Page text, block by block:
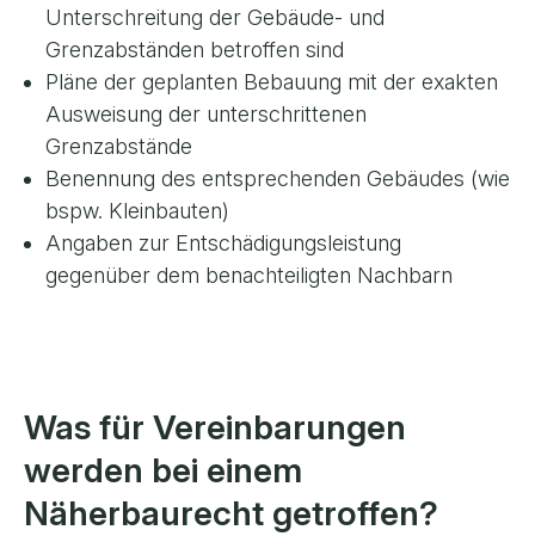
Unterschreitung der Gebäude- und
Grenzabständen betroffen sind
Pläne der geplanten Bebauung mit der exakten
Ausweisung der unterschrittenen
Grenzabstände
Benennung des entsprechenden Gebäudes (wie
bspw. Kleinbauten)
Angaben zur Entschädigungsleistung
gegenüber dem benachteiligten Nachbarn
Was für Vereinbarungen
werden bei einem
Näherbaurecht getroffen?